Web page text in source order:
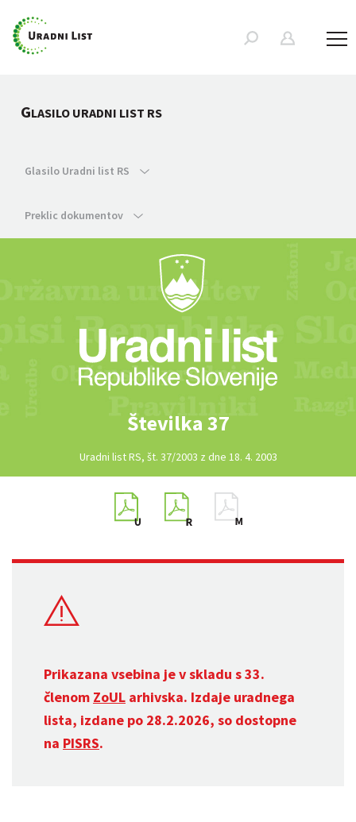
GLASILO URADNI LIST RS
Glasilo Uradni list RS
Preklic dokumentov
Številka 37
Uradni list RS, št. 37/2003 z dne 18. 4. 2003
Prikazana vsebina je v skladu s 33.
členom ZoUL arhivska. Izdaje uradnega
lista, izdane po 28.2.2026, so dostopne
na PISRS.